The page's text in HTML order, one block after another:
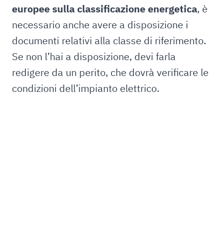
europee sulla classificazione energetica, è
necessario anche avere a disposizione i
documenti relativi alla classe di riferimento.
Se non l’hai a disposizione, devi farla
redigere da un perito, che dovrà verificare le
condizioni dell’impianto elettrico.